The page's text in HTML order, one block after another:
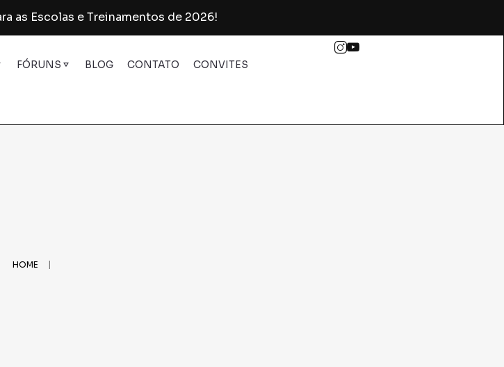
as Escolas e Treinamentos de 2026!
FÓRUNS BLOG CONTATO CONVITES
HOME |